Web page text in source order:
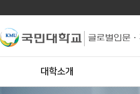
대학소개